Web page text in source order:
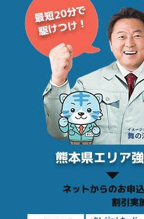
最短20分で
駆けつけ！
熊本県エリア
ネットからのお申
割引実